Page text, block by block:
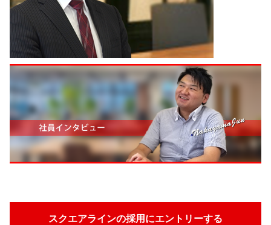
スクエアラインの採用にエントリーする